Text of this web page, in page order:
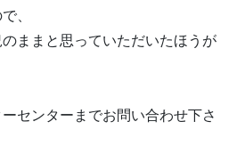
、
ままと思っていただいたほうが
センターまでお問い合わせ下さ